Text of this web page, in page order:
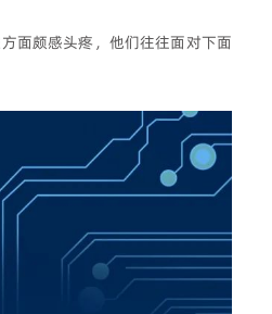
面颇感头疼，他们往往面对下面